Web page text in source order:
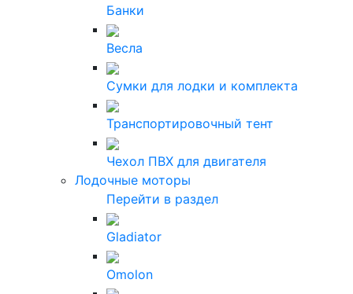
Банки
Весла
Сумки для лодки и комплекта
Транспортировочный тент
Чехол ПВХ для двигателя
Лодочные моторы
Перейти в раздел
Gladiator
Omolon